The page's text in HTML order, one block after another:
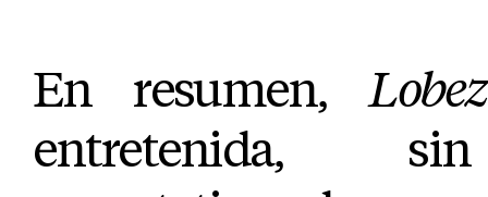
En resumen,
entretenida,